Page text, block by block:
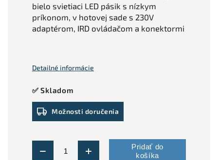
✅ Skladom
Možnosti doručenia
Pridať do
košíka
bielo svietiaci LED pásik s nízkym
príkonom, v hotovej sade s 230V
adaptérom, IRD ovládačom a konektormi
Detailné informácie